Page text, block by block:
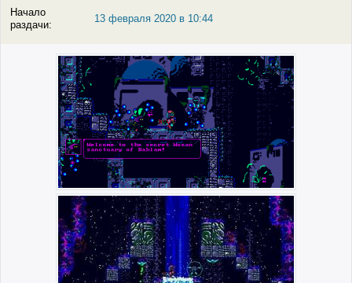
Начало
раздачи:
13 февраля 2020 в 10:44